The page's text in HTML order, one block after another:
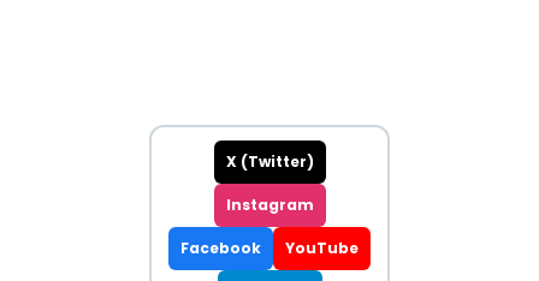
X (Twitter)
Instagram
Facebook YouTube